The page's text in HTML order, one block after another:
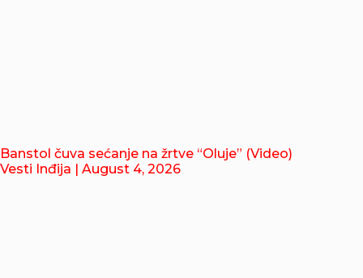
Banstol čuva sećanje na žrtve “Oluje” (Video)
Vesti Inđija | August 4, 2026